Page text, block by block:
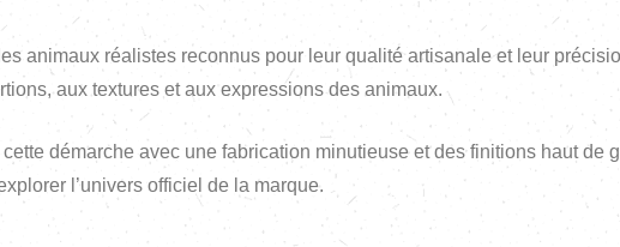
animaux réalistes reconnus pour leur qualité artisanale et leur
aux textures et aux expressions des animaux.
démarche avec une fabrication minutieuse et des finitions haut de
l’univers officiel de la marque.